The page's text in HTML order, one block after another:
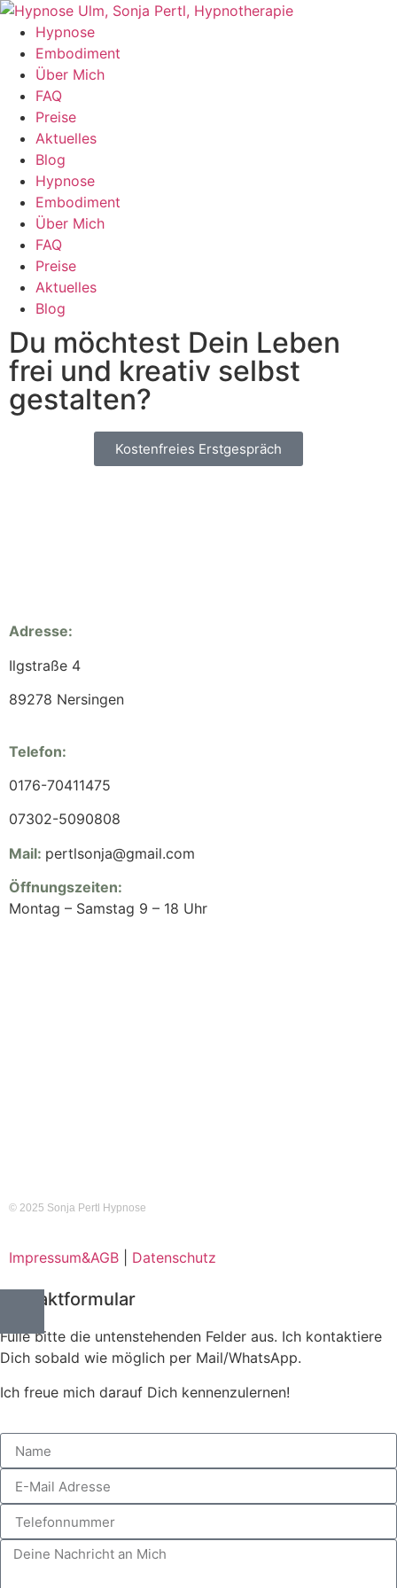
Hypnose
Embodiment
Über Mich
FAQ
Preise
Aktuelles
Blog
Hypnose
Embodiment
Über Mich
FAQ
Preise
Aktuelles
Blog
Du möchtest Dein Leben
frei und kreativ selbst
gestalten?
Kostenfreies Erstgespräch
Telefon:
0176-70411475
07302-5090808
Mail: pertlsonja@gmail.com
Öffnungszeiten:
Montag – Samstag 9 – 18 Uhr
Adresse:
Ilgstraße 4
89278 Nersingen
© 2025 Sonja Pertl Hypnose
Impressum&AGB Datenschutz
Kontaktformular
Fülle bitte die untenstehenden Felder aus. Ich kontaktiere
Dich sobald wie möglich per Mail/WhatsApp.
Ich freue mich darauf Dich kennenzulernen!